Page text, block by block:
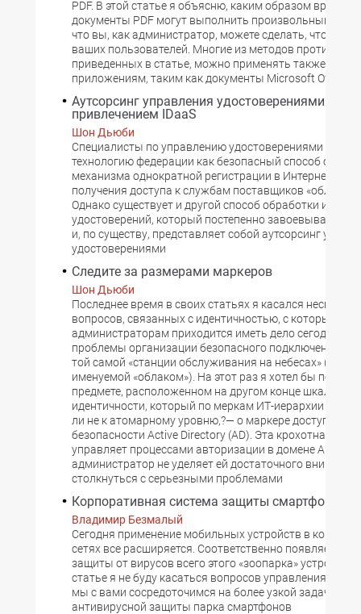
PDF. В этой статье я объясню, каким образом
документы PDF могут выполнить произвольный код,
что вы, как администратор, можете сделать, чтобы
ваших пользователей. Многие из методов
приведенных в статье, можно применять также к
приложениям, таким как документы Microsoft Office
Аутсорсинг управления удостоверениями с
привлечением IDaaS
Шон Дьюби
Специалисты по управлению удостоверениями
технологию федерации как безопасный способ
механизма однократной регистрации в Интернете
получения доступа к службам поставщиков
Однако существует и другой способ обработки
удостоверений, который постепенно завоевывает
и, по существу, представляет собой аутсорсинг
удостоверениями
Следите за размерами маркеров
Шон Дьюби
Последнее время в своих статьях я касался
вопросов, связанных с идентичностью, с которыми
администраторам приходится иметь дело сегодня,?—
проблемы организации безопасного подключения
той самой «станции обслуживания на небесах» (иначе
именуемой «облаком»). На этот раз я хотел бы
предмете, расположенном на другом конце шкалы
идентичности, который по меркам ИТ-иерархии
ли не к атомарному уровню,?— о маркере доступа к
безопасности Active Directory (AD). Эта крохотная
управляет процессами авторизации в домене AD, и,
администратор не уделяет ей достаточного
столкнуться с серьезными проблемами
Корпоративная система защиты смартфонов
Владимир Безмалый
Сегодня применение мобильных устройств в
сетях все расширяется. Соответственно появляется
защиты от вирусов всего этого «зоопарка»
статье я не буду касаться вопросов управления и
мы с вами сосредоточимся на более узкой задаче —
антивирусной защиты парка смартфонов